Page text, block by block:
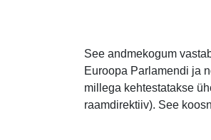
See andmekogum
Euroopa Parlamendi ja
millega kehtestatakse
raamdirektiiv). See